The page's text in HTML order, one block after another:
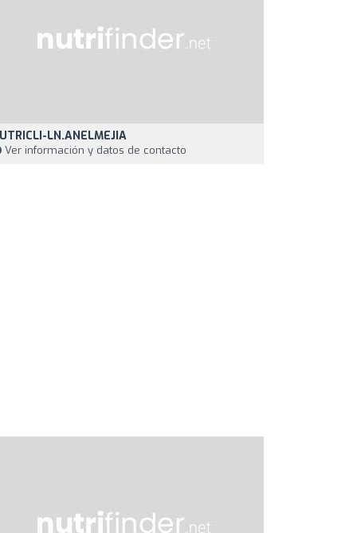
LN.ANELMEJIA
Ver información y datos de contacto